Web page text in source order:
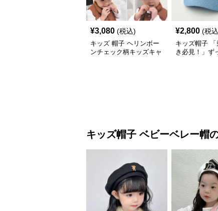
¥3,080 (税込)
キッズ 帽子 ヘリンボー
ンチェック柄キッズキャ
¥2,800 (税
キッズ帽子
き必見！」ず
キッズ帽子 ベビーベレー帽